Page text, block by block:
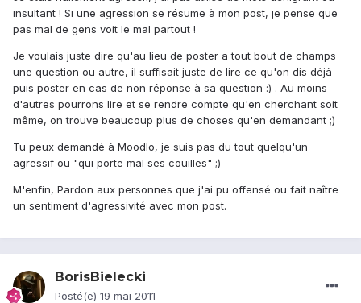
insultant ! Si une agression se résume à mon post, je pense que
pas mal de gens voit le mal partout !
Je voulais juste dire qu'au lieu de poster a tout bout de champs
une question ou autre, il suffisait juste de lire ce qu'on dis déjà
puis poster en cas de non réponse à sa question :) . Au moins
d'autres pourrons lire et se rendre compte qu'en cherchant soit
même, on trouve beaucoup plus de choses qu'en demandant ;)
Tu peux demandé à Moodlo, je suis pas du tout quelqu'un
agressif ou "qui porte mal ses couilles" ;)
M'enfin, Pardon aux personnes que j'ai pu offensé ou fait naître
un sentiment d'agressivité avec mon post.
BorisBielecki
Posté(e) 19 mai 2011